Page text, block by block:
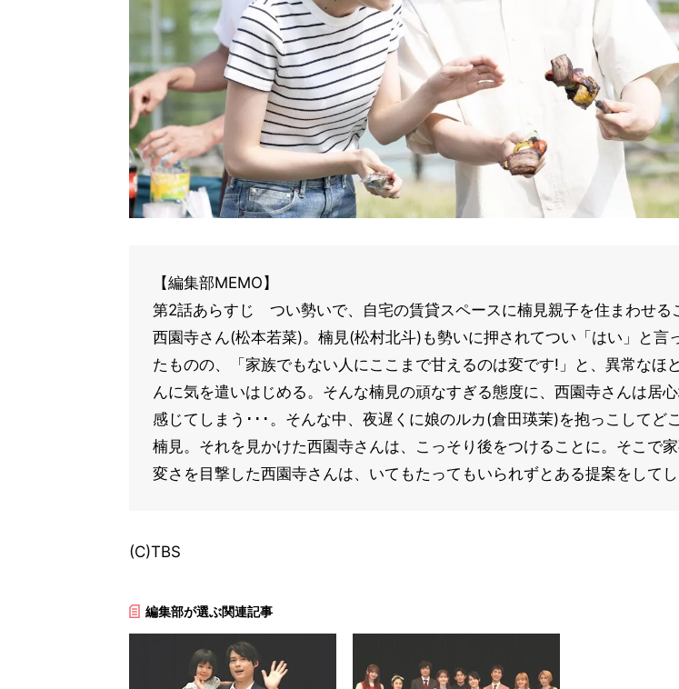
【編集部MEMO】
第2話あらすじ つい勢いで、自宅の賃貸スペースに楠見親子を住まわせる
西園寺さん(松本若菜)。楠見(松村北斗)も勢いに押されてつい「はい」と言
たものの、「家族でもない人にここまで甘えるのは変です!」と、異常なほ
んに気を遣いはじめる。そんな楠見の頑なすぎる態度に、西園寺さんは居
感じてしまう･･･。そんな中、夜遅くに娘のルカ(倉田瑛茉)を抱っこしてど
楠見。それを見かけた西園寺さんは、こっそり後をつけることに。そこで
変さを目撃した西園寺さんは、いてもたってもいられずとある提案をして
(C)TBS
編集部が選ぶ関連記事